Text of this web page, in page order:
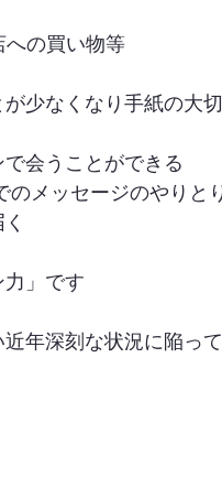
への買い物等
少なくなり手紙の大
会うことができる
メッセージのやりとり
」です
年深刻な状況に陥って